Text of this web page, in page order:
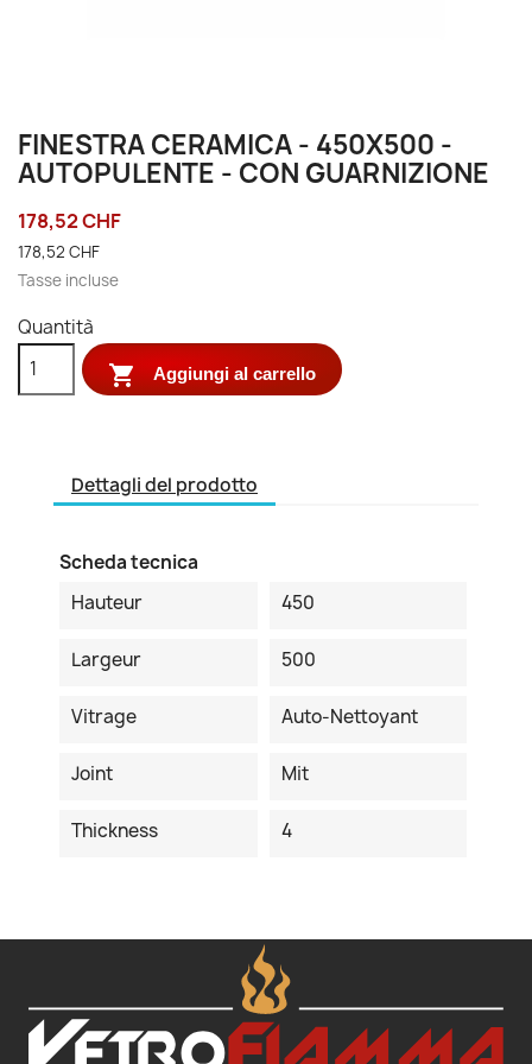
FINESTRA CERAMICA - 450X500 -
AUTOPULENTE - CON GUARNIZIONE
178,52 CHF
178,52 CHF
Tasse incluse
Quantità
 Aggiungi al carrello
Dettagli del prodotto
Scheda tecnica
Hauteur
450
Largeur 500
Vitrage Auto-Nettoyant
Joint Mit
Thickness 4